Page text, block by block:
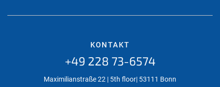
KONTAKT
+49 228 73-6574
Maximilianstraße 22 | 5th floor| 53111 Bonn